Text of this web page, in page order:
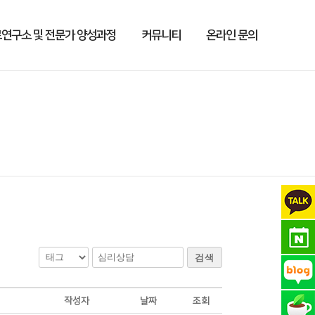
구소 및 전문가 양성과정 커뮤니티 온라인 문의
검색
작성자 날짜 조회